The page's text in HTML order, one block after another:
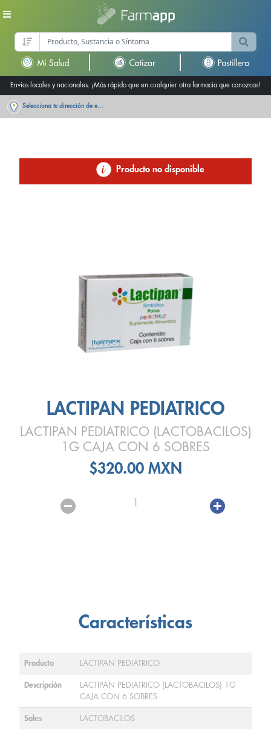
Envíos locales y nacionales. ¡Más rápido que en cualquier otra farmacia que conozcas!
Selecciona tu dirección de entrega
Producto no disponible
LACTIPAN PEDIATRICO
LACTIPAN PEDIATRICO (LACTOBACILOS)
1G CAJA CON 6 SOBRES
$320.00 MXN
1
Características
Producto LACTIPAN PEDIATRICO
Descripción
LACTIPAN PEDIATRICO (LACTOBACILOS) 1G
CAJA CON 6 SOBRES
Sales LACTOBACILOS